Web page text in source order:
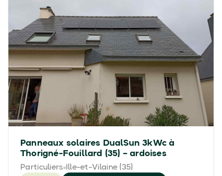
Panneaux solaires DualSun 3kWc à
Thorigné-Fouillard (35) – ardoises
Particuliers Ille-et-Vilaine (35)